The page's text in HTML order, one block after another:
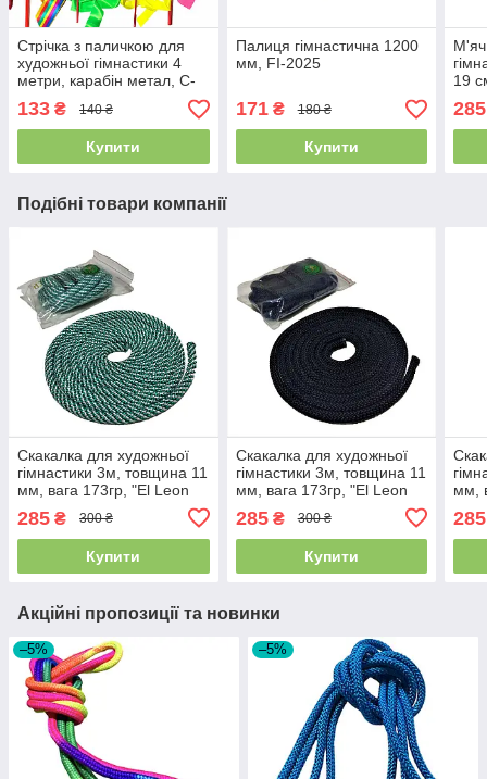
Стрічка з паличкою для
художньої гімнастики 4
метри, карабін метал, C-
2854
133 ₴ 140 ₴
Купити
Палиця гімнастична 1200
мм, FI-2025
171₴ 180 ₴
Купити
М'яч
19
285
Подібні товари компанії
Скакалка для художньої
гімнастики 3м, товщина 11
мм, вага 173гр, "El Leon
De Oro", Іспанія, Зелений/
Білий
285 ₴ 300 ₴
Купити
Скакалка для художньої
гімнастики 3м, товщина 11
мм, вага 173гр, "El Leon
285₴ 300 ₴
Купити
мм,
285
Акційні пропозиції та новинки
–5% –5%